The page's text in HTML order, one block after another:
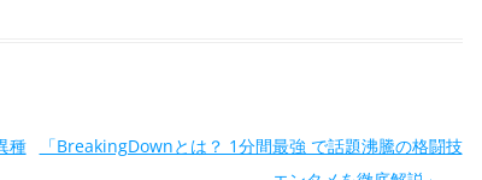
種
「BreakingDownとは？ 1分間最強 で話題沸騰の格闘技